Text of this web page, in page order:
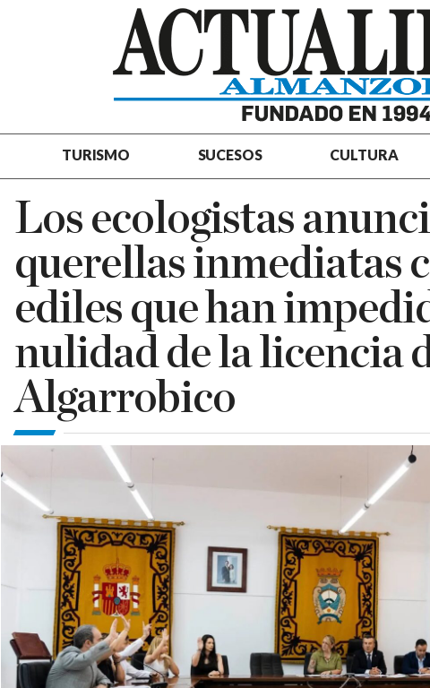
TURISMO SUCESOS CULTURA
Los ecologistas
querellas inmediatas
ediles que han
nulidad de la licencia
Algarrobico